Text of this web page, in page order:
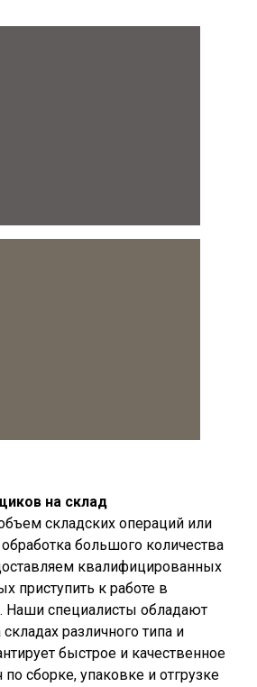
на склад
складских операций или
обработка большого количества
квалифицированных
приступить к работе в
Наши специалисты обладают
различного типа и
быстрое и качественное
сборке, упаковке и отгрузке